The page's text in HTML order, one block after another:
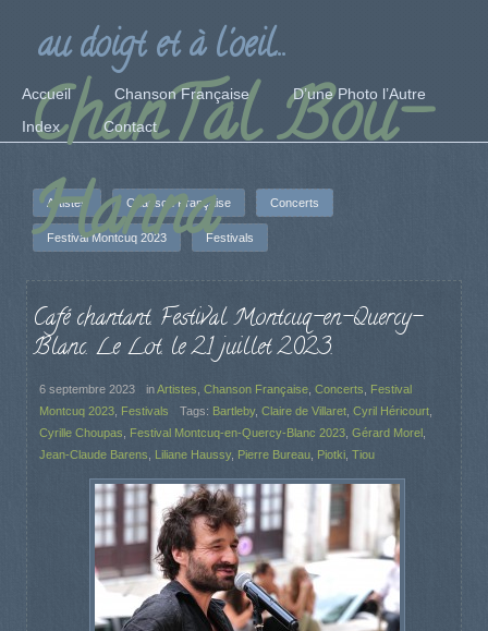
ChanTal Bou-
Hanna
au doigt et à l'oeil...
Accueil Chanson Française
D’une Photo l’Autre
Index
Contact
Artistes Chanson Française Concerts
Festival Montcuq 2023 Festivals
Café chantant. Festival Montcuq-en-Quercy-
Blanc. Le Lot. le 21 juillet 2023.
6 septembre 2023 inArtistes Chanson Française Concerts
Festival
Montcuq 2023 Festivals Tags: Bartleby, Claire de Villaret Cyril Héricourt
Cyrille Choupas
Festival Montcuq-en-Quercy-Blanc 2023 Gérard Morel
Jean-Claude Barens
Liliane Haussy, Pierre Bureau Piotki Tiou